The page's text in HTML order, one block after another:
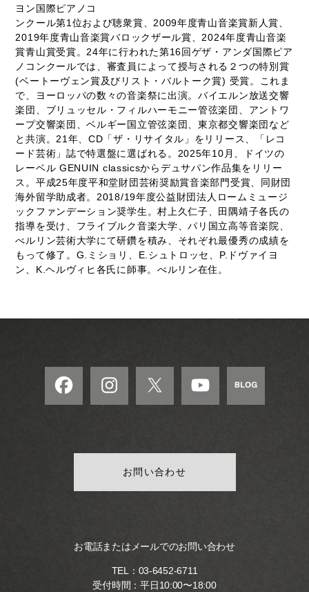
ヨン国際ピアノコ
ンクール第1位および聴衆賞、2009年度青山音楽賞新人賞、
2019年度青山音楽賞バロックザール賞、2024年度青山音楽
賞青山賞受賞。24年に行われた第16回ゲザ・アンダ国際ピア
ノコンクールでは、審査員によって授与される２つの特別賞
(ベートーヴェン賞及びリスト・バルトーク賞) 受賞。これま
で、ヨーロッパの数々の音楽祭に出演。バイエルン放送交響
楽団、ブリュッセル・フィルハーモニー管弦楽団、アントワ
ープ交響楽団、ベルギー国立管弦楽団、東京都交響楽団など
と共演。21年、CD「ザ・リサイタル」をリリース、「レコ
ード芸術」誌で特選盤に選ばれる。2025年10月、ドイツの
レーベル GENUIN classicsからデュサパン作品集をリリー
ス。平成25年度平和堂財団芸術奨励賞音楽部門受賞、同財団
海外留学助成者。2018/19年度公益財団法人ロームミュージ
ックファンデーション奨学生。村上久仁子、田隅靖子各氏の
指導を受け、フライブルク音楽大学、パリ国立高等音楽院、
べルリン芸術大学にて研鑽を積み、それぞれ最優秀の成績を
もって修了。G.ミショリ、E.シュトロッセ、P.ドヴァイヨ
ン、K.ヘルヴィヒ各氏に師事。べルリン在住。
お問い合わせ
お電話またはメールでのお問い合わせ
TEL： 03-6452-6711
受付時間：平日10:00〜18:00